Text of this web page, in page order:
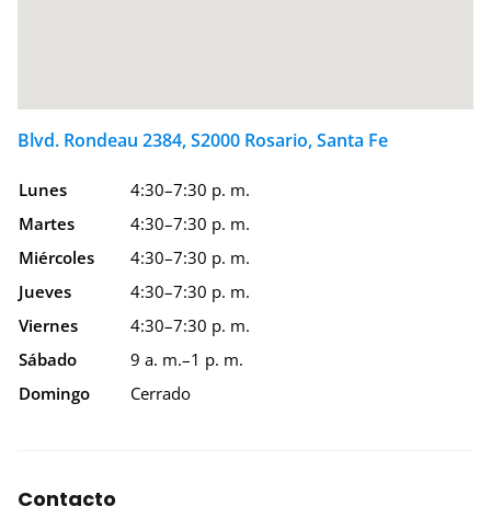
Blvd. Rondeau 2384, S2000 Rosario, Santa Fe
Lunes
4:30–7:30 p. m.
Martes
4:30–7:30 p. m.
Miércoles
4:30–7:30 p. m.
Jueves
4:30–7:30 p. m.
Viernes
4:30–7:30 p. m.
Sábado
9 a. m.–1 p. m.
Domingo
Cerrado
Contacto